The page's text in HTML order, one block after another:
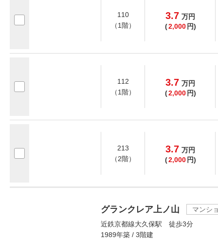
110
（1階）
3.7 万円
(2,000 円)
112
（1階）
3.7 万円
(2,000 円)
213
（2階）
3.7 万円
(2,000 円)
グランクレア上ノ山
マンシ
近鉄京都線大久保駅 徒歩3分
1989年築 / 3階建